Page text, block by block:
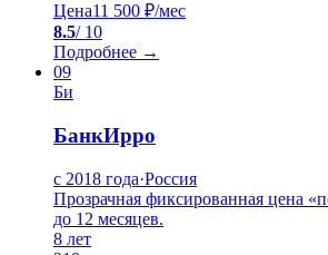
Цена11 500 ₽/мес
8.5/ 10
Подробнее →
09
Би
БанкИрро
с 2018 года·Россия
Прозрачная фиксированная цена
до 12 месяцев.
8 лет